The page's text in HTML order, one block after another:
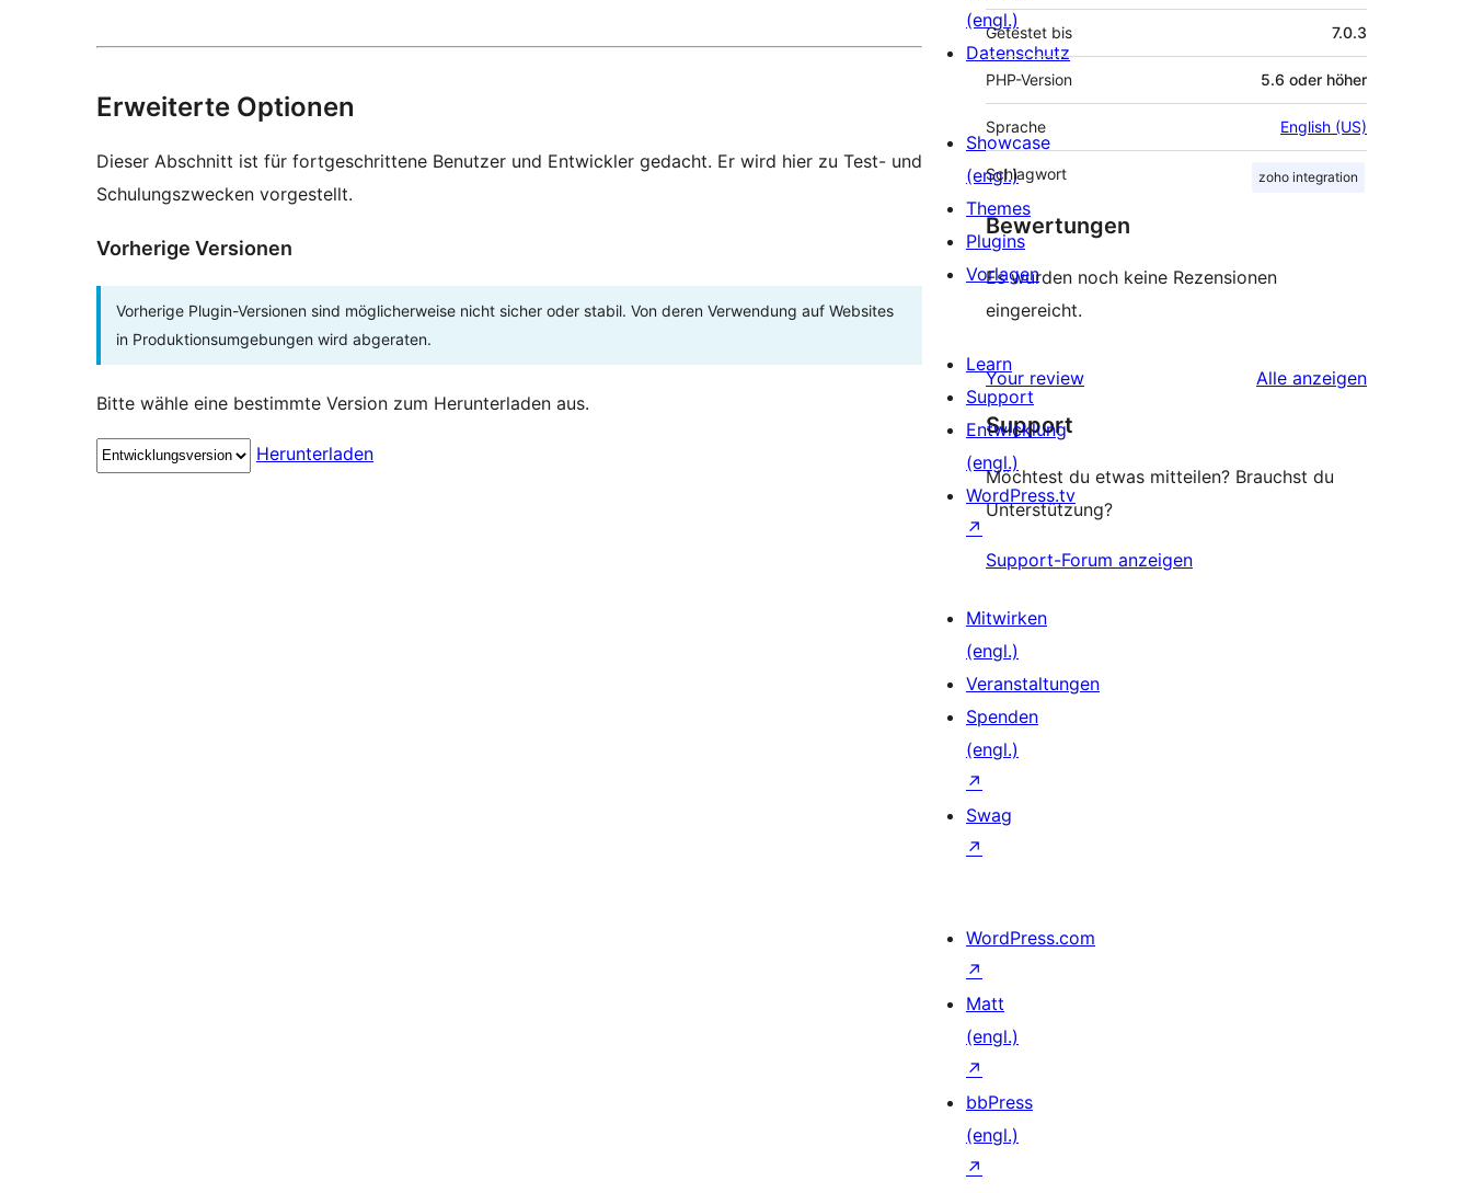
Erweiterte Optionen
Dieser Abschnitt ist für fortgeschrittene Benutzer und Entwickler gedacht. Er wird hier zu Test- und
Schulungszwecken vorgestellt.
Vorherige Versionen
Vorherige Plugin-Versionen sind möglicherweise nicht sicher oder stabil. Von deren Verwendung auf Websites
in Produktionsumgebungen wird abgeraten.
Bitte wähle eine bestimmte Version zum Herunterladen aus.
Herunterladen
Getestet bis 7.0.3
PHP-Version 5.6 oder höher
Sprache English (US)
Schlagwort zoho integration
Bewertungen
Es wurden noch keine Rezensionen
eingereicht.
Your review Alle Rezensionen
anzeigen
Support
Möchtest du etwas mitteilen? Brauchst du
Unterstützung?
Support-Forum anzeigen
(engl.)
Datenschutz
Showcase
(engl.)
Themes
Plugins
Vorlagen
Learn
Support
Entwicklung
(engl.)
WordPress.tv
↗
Mitwirken
(engl.)
Veranstaltungen
Spenden
(engl.)
↗
Swag
↗
WordPress.com
↗
Matt
(engl.)
↗
bbPress
(engl.)
↗